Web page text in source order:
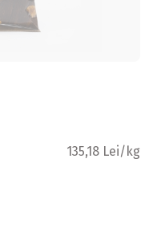
135,18 Lei/kg